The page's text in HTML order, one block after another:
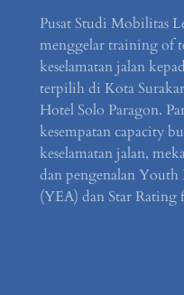
Pusat Studi Mobilitas
menggelar training of
keselamatan jalan
terpilih di Kota
Hotel Solo Paragon.
kesempatan capacity
keselamatan jalan,
dan pengenalan
(YEA) dan Star